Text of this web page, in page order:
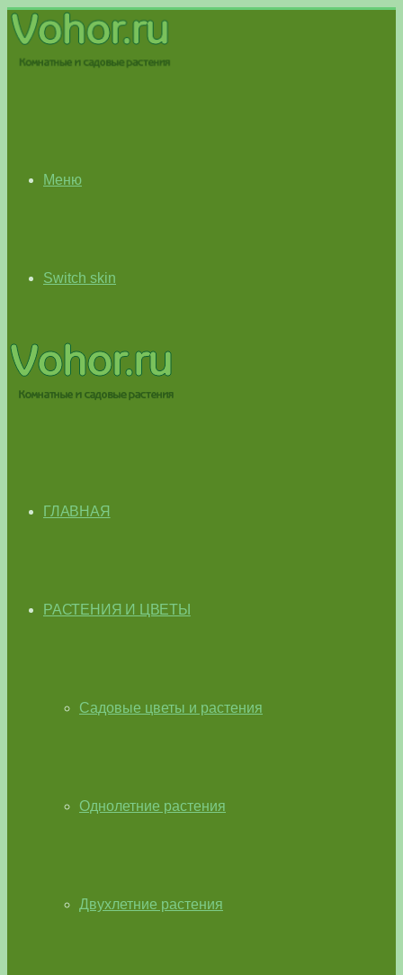
Меню
Switch skin
ГЛАВНАЯ
РАСТЕНИЯ И ЦВЕТЫ
Садовые цветы и растения
Однолетние растения
Двухлетние растения